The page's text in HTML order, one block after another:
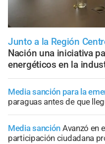
Junto a la Región
Nación una iniciativa
energéticos en la
Media sanción para la
paraguas antes de que
Media sanción Avanzó en
participación ciudadana